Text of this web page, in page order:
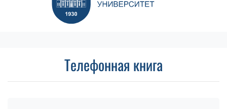
Телефонная книга